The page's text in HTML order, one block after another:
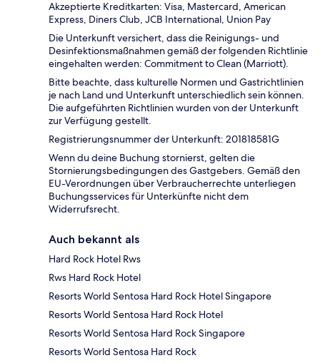
Akzeptierte Kreditkarten: Visa, Mastercard, American
Express, Diners Club, JCB International, Union Pay
Die Unterkunft versichert, dass die Reinigungs- und
Desinfektionsmaßnahmen gemäß der folgenden Richtlinie
eingehalten werden: Commitment to Clean (Marriott).
Bitte beachte, dass kulturelle Normen und Gastrichtlinien
je nach Land und Unterkunft unterschiedlich sein können.
Die aufgeführten Richtlinien wurden von der Unterkunft
zur Verfügung gestellt.
Registrierungsnummer der Unterkunft: 201818581G
Wenn du deine Buchung stornierst, gelten die
Stornierungsbedingungen des Gastgebers. Gemäß den
EU-Verordnungen über Verbraucherrechte unterliegen
Buchungsservices für Unterkünfte nicht dem
Widerrufsrecht.
Auch bekannt als
Hard Rock Hotel Rws
Rws Hard Rock Hotel
Resorts World Sentosa Hard Rock Hotel Singapore
Resorts World Sentosa Hard Rock Hotel
Resorts World Sentosa Hard Rock Singapore
Resorts World Sentosa Hard Rock